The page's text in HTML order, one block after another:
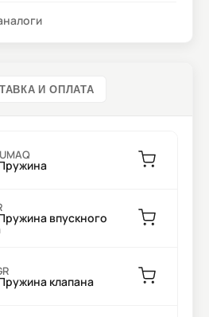
И ОПЛАТА
впускного
клапана